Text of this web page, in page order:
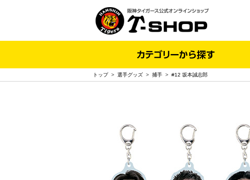
トップ> 選手グッズ > 捕手 > #12 坂本誠志郎